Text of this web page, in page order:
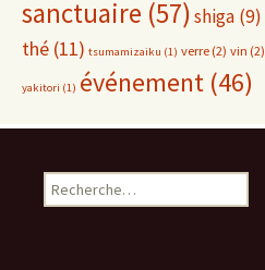
sanctuaire (57) shiga (9)
thé (11) tsumamizaiku (1) verre(2) vin (2)
yakitori (1) événement (46)
Rechercher :